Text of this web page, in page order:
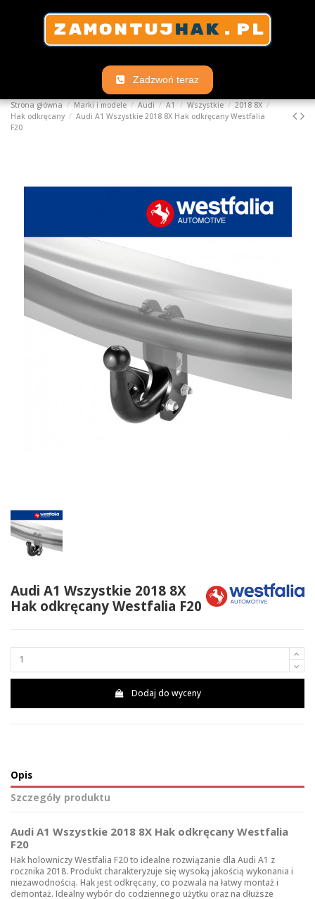
Zadzwoń teraz
Strona główna Marki i modele Audi A1 Wszystkie
2018 8X
Hak odkręcany
Audi A1 Wszystkie 2018 8X Hak odkręcany Westfalia
F20
Audi A1 Wszystkie 2018 8X
Hak odkręcany Westfalia F20
Dodaj do wyceny
Opis
Szczegóły produktu
Audi A1 Wszystkie 2018 8X Hak odkręcany Westfalia
F20
Hak holowniczy Westfalia F20 to idealne rozwiązanie dla Audi A1 z
rocznika 2018. Produkt charakteryzuje się wysoką jakością wykonania i
niezawodnością. Hak jest odkręcany, co pozwala na łatwy montaż i
demontaż. Idealny wybór do codziennego użytku oraz na dłuższe